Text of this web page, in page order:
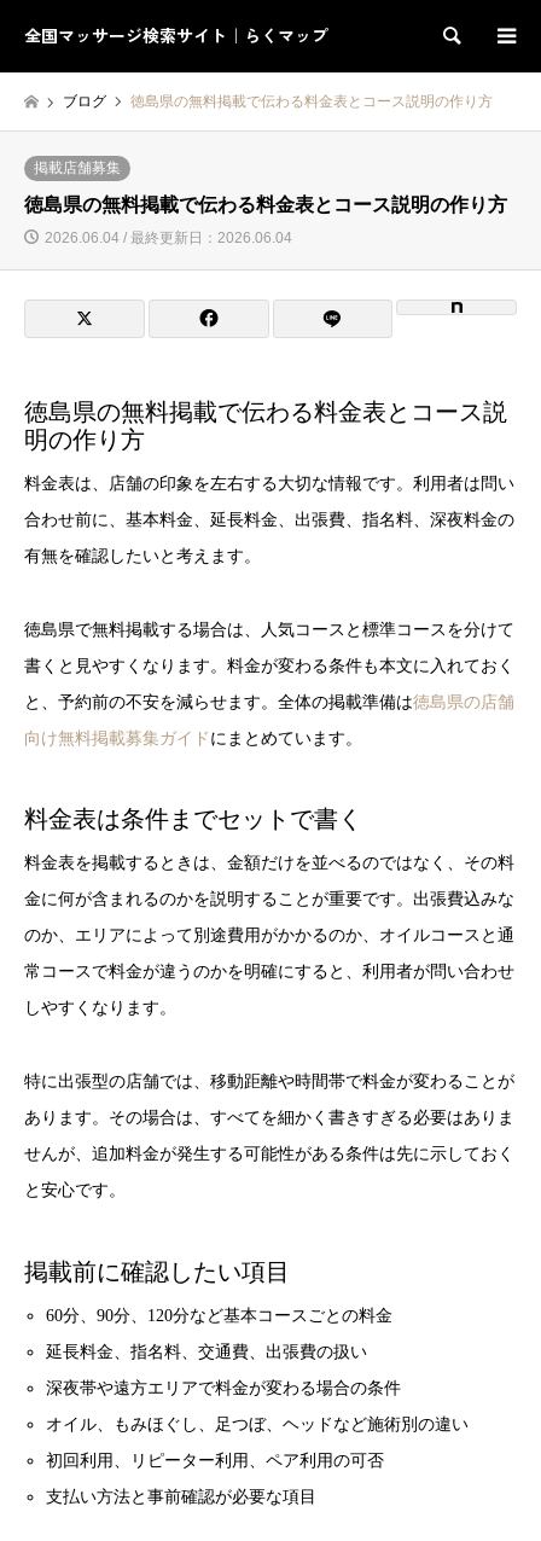
全国マッサージ検索サイト｜らくマップ 検索
ブログ 徳島県の無料掲載で伝わる料金表とコース説明の作り方
掲載店舗募集
徳島県の無料掲載で伝わる料金表とコース説明の作り方
2026.06.04 / 最終更新日：2026.06.04
徳島県の無料掲載で伝わる料金表とコース説
明の作り方
料金表は、店舗の印象を左右する大切な情報です。利用者は問い
合わせ前に、基本料金、延長料金、出張費、指名料、深夜料金の
有無を確認したいと考えます。
徳島県で無料掲載する場合は、人気コースと標準コースを分けて
書くと見やすくなります。料金が変わる条件も本文に入れておく
と、予約前の不安を減らせます。全体の掲載準備は徳島県の店舗
向け無料掲載募集ガイド にまとめています。
料金表は条件までセットで書く
料金表を掲載するときは、金額だけを並べるのではなく、その料
金に何が含まれるのかを説明することが重要です。出張費込みな
のか、エリアによって別途費用がかかるのか、オイルコースと通
常コースで料金が違うのかを明確にすると、利用者が問い合わせ
しやすくなります。
特に出張型の店舗では、移動距離や時間帯で料金が変わることが
あります。その場合は、すべてを細かく書きすぎる必要はありま
せんが、追加料金が発生する可能性がある条件は先に示しておく
と安心です。
掲載前に確認したい項目
60分、90分、120分など基本コースごとの料金
延長料金、指名料、交通費、出張費の扱い
深夜帯や遠方エリアで料金が変わる場合の条件
オイル、もみほぐし、足つぼ、ヘッドなど施術別の違い
初回利用、リピーター利用、ペア利用の可否
支払い方法と事前確認が必要な項目